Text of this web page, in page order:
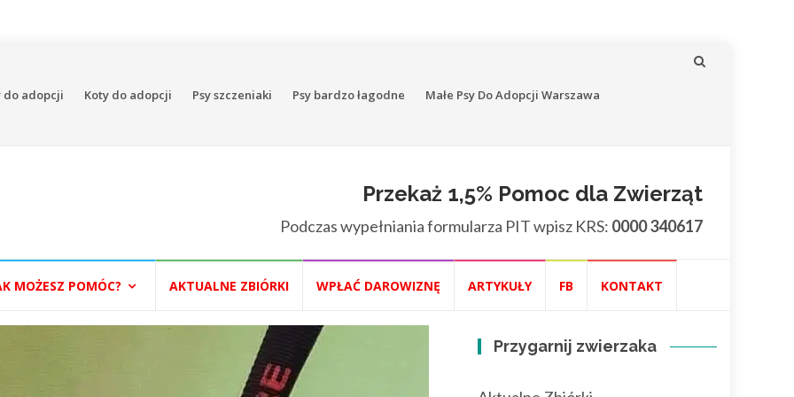
do adopcji Koty do adopcji Psy szczeniaki Psy bardzo łagodne Małe Psy Do Adopcji Warszawa
Przekaż 1,5% Pomoc dla Zwierząt
Podczas wypełniania formularza PIT wpisz KRS: 0000 340617
MOŻESZ POMÓC? AKTUALNE ZBIÓRKI WPŁAĆ DAROWIZNĘ ARTYKUŁY FB KONTAKT
Przygarnij zwierzaka